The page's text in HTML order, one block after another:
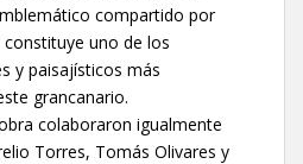
compartido por
uno de los
y paisajísticos más
grancanario.
colaboraron igualmente
Torres, Tomás Olivares y